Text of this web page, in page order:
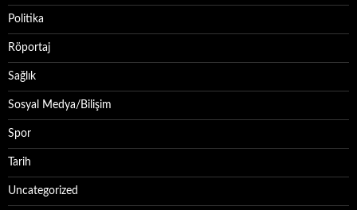
Politika
Röportaj
Sağlık
Sosyal Medya/Bilişim
Spor
Tarih
Uncategorized